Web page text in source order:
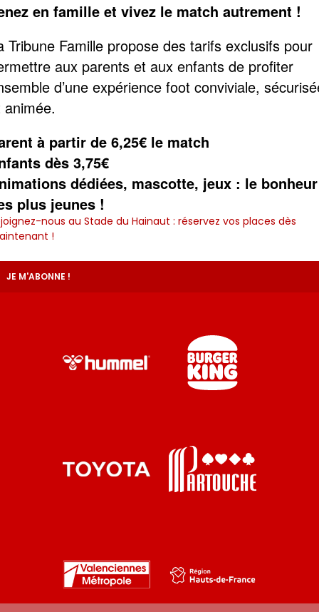
en famille et vivez le match autrement !
Tribune Famille propose des tarifs exclusifs pour
aux parents et aux enfants de profiter
d’une expérience foot conviviale,
animée.
à partir de 6,25€ le match
dès 3,75€
dédiées, mascotte, jeux : le bonheur
plus jeunes !
nous au Stade du Hainaut : réservez vos places dès
!
JE M'ABONNE !